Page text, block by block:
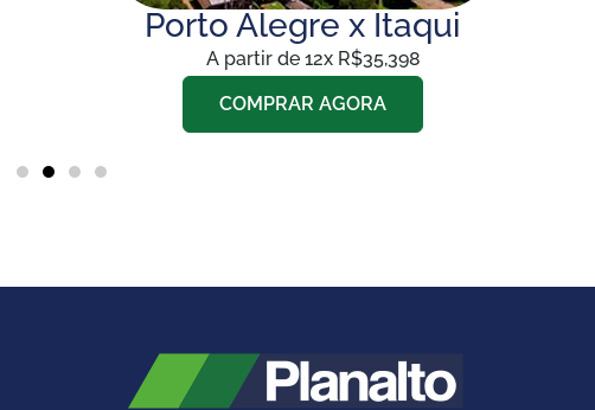
Porto Alegre x Itaqui
A partir de 12x R$35,398
COMPRAR AGORA